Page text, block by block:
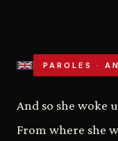
PAROLES ·
And so she woke
From where she